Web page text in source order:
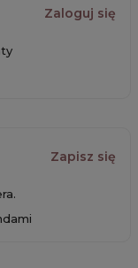
Zaloguj się
Zapisz się